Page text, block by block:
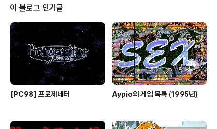
8용으로 이식한 작품으로 생이별한 여동생 사테나를 찾아
나선 하테나가 어느 날 지혜의 도시에서 개최한 천하제일
문답회의 이전 우승자가 사테나라는 소문을 들었지만 지혜
의 도시가 어디인지 몰라 길을 헤매다가 근처 마을의 장로
가 위치를 알고 있다는 요정 럭키를 만나 함께 여행한다는
이야기의 퀴즈 게..
이 블로그 인기글
[PC98] 프로제네터 Aypio의 게임 목록 (1995년)